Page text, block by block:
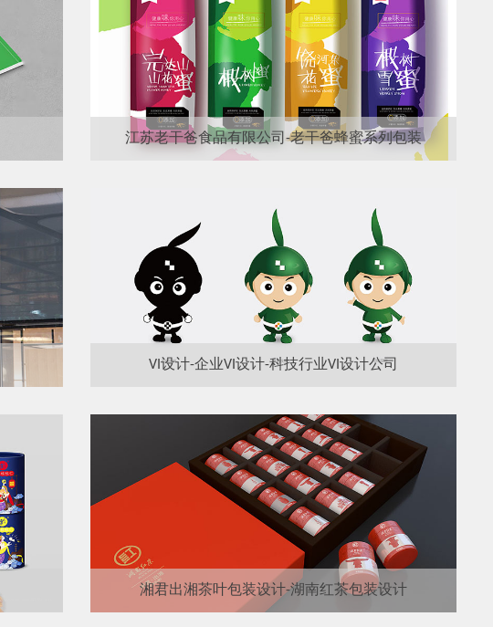
江苏老干爸食品有限公司-老干爸蜂蜜系列包装
VI设计-企业VI设计-科技行业VI设计公司
湘君出湘茶叶包装设计-湖南红茶包装设计